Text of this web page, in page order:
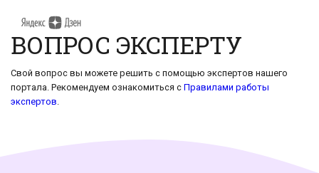
ВОПРОС ЭКСПЕРТУ
Свой вопрос вы можете решить с помощью экспертов нашего
портала. Рекомендуем ознакомиться с Правилами работы
экспертов